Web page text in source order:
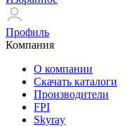
Профиль
Компания
О компании
Скачать каталоги
Производители
FPI
Skyray